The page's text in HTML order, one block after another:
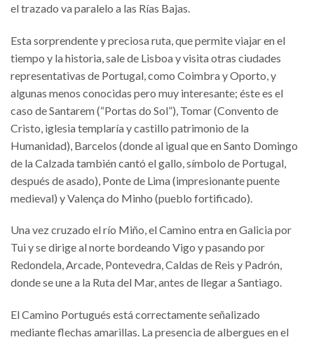
el trazado va paralelo a las Rías Bajas.
Esta sorprendente y preciosa ruta, que permite viajar en el
tiempo y la historia, sale de Lisboa y visita otras ciudades
representativas de Portugal, como Coimbra y Oporto, y
algunas menos conocidas pero muy interesante; éste es el
caso de Santarem (“Portas do Sol”), Tomar (Convento de
Cristo, iglesia templaría y castillo patrimonio de la
Humanidad), Barcelos (donde al igual que en Santo Domingo
de la Calzada también cantó el gallo, símbolo de Portugal,
después de asado), Ponte de Lima (impresionante puente
medieval) y Valença do Minho (pueblo fortificado).
Una vez cruzado el río Miño, el Camino entra en Galicia por
Tui y se dirige al norte bordeando Vigo y pasando por
Redondela, Arcade, Pontevedra, Caldas de Reis y Padrón,
donde se une a la Ruta del Mar, antes de llegar a Santiago.
El Camino Portugués está correctamente señalizado
mediante flechas amarillas. La presencia de albergues en el